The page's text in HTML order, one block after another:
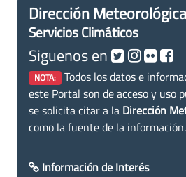
Dirección
Servicios Climáticos
Siguenos en
NOTA: Todos los datos e
este Portal son de acceso y uso
se solicita citar a la Dirección
como la fuente de la información.
Información de Interés